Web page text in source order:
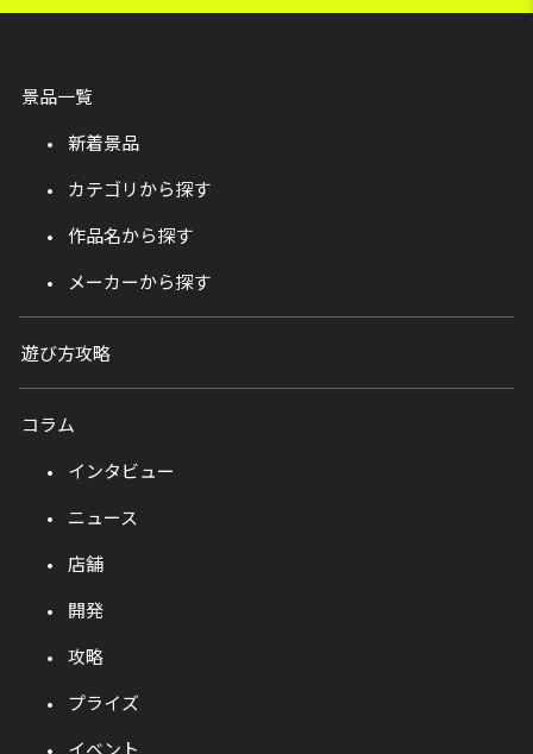
景品一覧
新着景品
カテゴリから探す
作品名から探す
メーカーから探す
遊び方攻略
コラム
インタビュー
ニュース
店舗
開発
攻略
プライズ